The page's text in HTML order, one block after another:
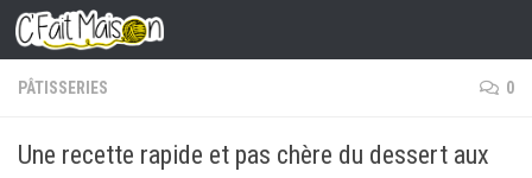
Skip to content
PÂTISSERIES 0
Une recette rapide et pas chère du dessert aux